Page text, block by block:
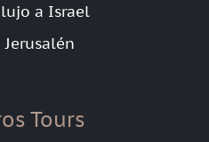
a Israel
Tours